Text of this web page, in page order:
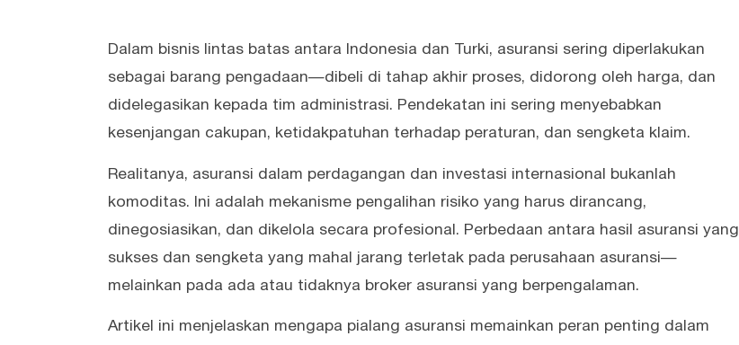
Dalam bisnis lintas batas antara Indonesia dan Turki, asuransi sering diperlakukan
sebagai barang pengadaan—dibeli di tahap akhir proses, didorong oleh harga, dan
didelegasikan kepada tim administrasi. Pendekatan ini sering menyebabkan
kesenjangan cakupan, ketidakpatuhan terhadap peraturan, dan sengketa klaim.
Realitanya, asuransi dalam perdagangan dan investasi internasional bukanlah
komoditas. Ini adalah mekanisme pengalihan risiko yang harus dirancang,
dinegosiasikan, dan dikelola secara profesional. Perbedaan antara hasil asuransi yang
sukses dan sengketa yang mahal jarang terletak pada perusahaan asuransi—
melainkan pada ada atau tidaknya broker asuransi yang berpengalaman.
Artikel ini menjelaskan mengapa pialang asuransi memainkan peran penting dalam